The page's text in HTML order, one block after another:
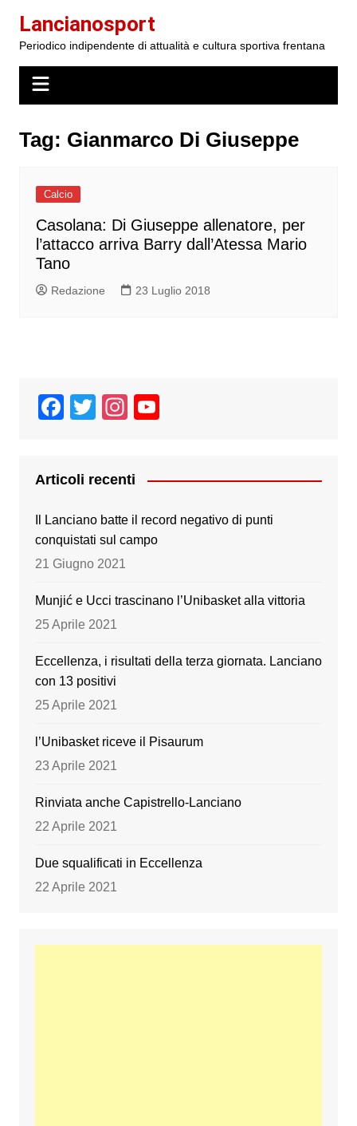
contenuto
Lancianosport
Periodico indipendente di attualità e cultura sportiva frentana
Tag: Gianmarco Di Giuseppe
Calcio
Casolana: Di Giuseppe allenatore, per
l’attacco arriva Barry dall’Atessa Mario
Tano
Redazione 23 Luglio 2018
F
e
b
o
o
T
er
In
gr
a
m
T
Articoli recenti
Il Lanciano batte il record negativo di punti
conquistati sul campo
21 Giugno 2021
Munjić e Ucci trascinano l’Unibasket alla vittoria
25 Aprile 2021
Eccellenza, i risultati della terza giornata. Lanciano
con 13 positivi
25 Aprile 2021
l’Unibasket riceve il Pisaurum
23 Aprile 2021
Rinviata anche Capistrello-Lanciano
22 Aprile 2021
Due squalificati in Eccellenza
22 Aprile 2021